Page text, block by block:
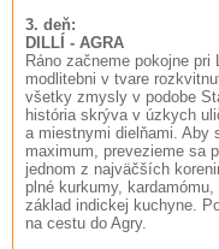
3. deň:
DILLÍ - AGRA
Ráno začneme pokojne
modlitebni v tvare
všetky zmysly v podobe
história skrýva v úzkych
a miestnymi dielňami. Aby
maximum, prevezieme sa
jednom z najväčších
plné kurkumy,
základ indickej kuchyne.
na cestu do Agry.